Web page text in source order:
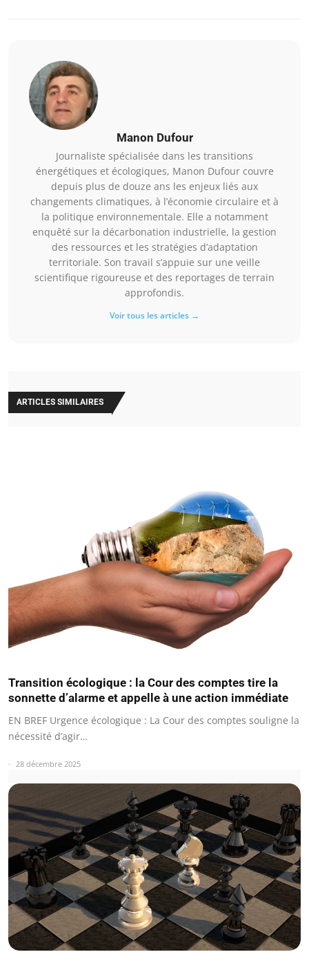
Manon Dufour
Journaliste spécialisée dans les transitions
énergétiques et écologiques, Manon Dufour couvre
depuis plus de douze ans les enjeux liés aux
changements climatiques, à l’économie circulaire et à
la politique environnementale. Elle a notamment
enquêté sur la décarbonation industrielle, la gestion
des ressources et les stratégies d’adaptation
territoriale. Son travail s’appuie sur une veille
scientifique rigoureuse et des reportages de terrain
approfondis.
Voir tous les articles →
ARTICLES SIMILAIRES
Transition écologique : la Cour des comptes tire la
sonnette d’alarme et appelle à une action immédiate
EN BREF Urgence écologique : La Cour des comptes souligne la
nécessité d’agir…
28 décembre 2025